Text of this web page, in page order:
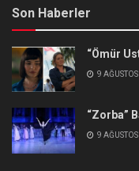
Son Haberler
“Ömür
9
“Zorba”
9